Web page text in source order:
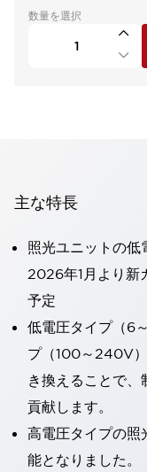
数量を選択
主な特長
照光ユニットの
2026年1月より新
予定
低電圧タイプ（6
プ（100～240V
き換えることで
貢献します。
高電圧タイプの照
能となりました。